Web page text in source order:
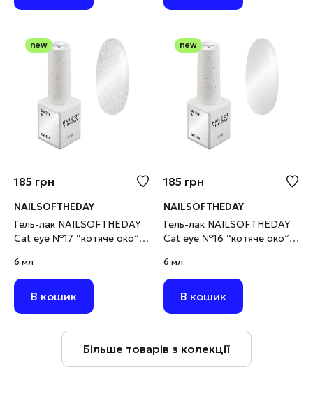
new
185 грн
NAILSOFTHEDAY
Гель-лак NAILSOFTHEDAY
Cat eye №17 “котяче око”
6 мл
6 мл
В кошик
new
185 грн
NAILSOFTHEDAY
Гель-лак NAILSOFTHEDAY
Cat eye №16 “котяче око”
6 мл
6 мл
В кошик
Більше товарів з колекції